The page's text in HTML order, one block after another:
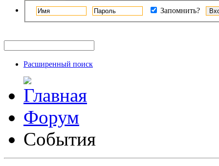
Запомнить?
Расширенный поиск
Форум
События